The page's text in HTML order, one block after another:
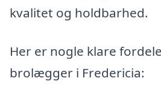
kvalitet og holdbarhed.
Her er nogle klare
brolægger i Fredericia: